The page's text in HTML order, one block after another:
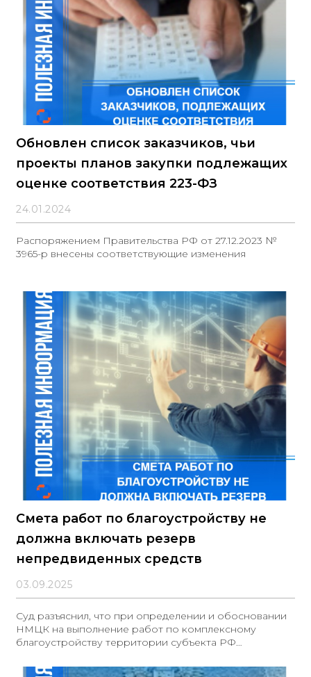
Обновлен список заказчиков, чьи
проекты планов закупки подлежащих
оценке соответствия 223-ФЗ
24.01.2024
Распоряжением Правительства РФ от 27.12.2023 №
3965-р внесены соответствующие изменения
Смета работ по благоустройству не
должна включать резерв
непредвиденных средств
03.09.2025
Суд разъяснил, что при определении и обосновании
НМЦК на выполнение работ по комплексному
благоустройству территории субъекта РФ
метода нельзя включать резерв средств на